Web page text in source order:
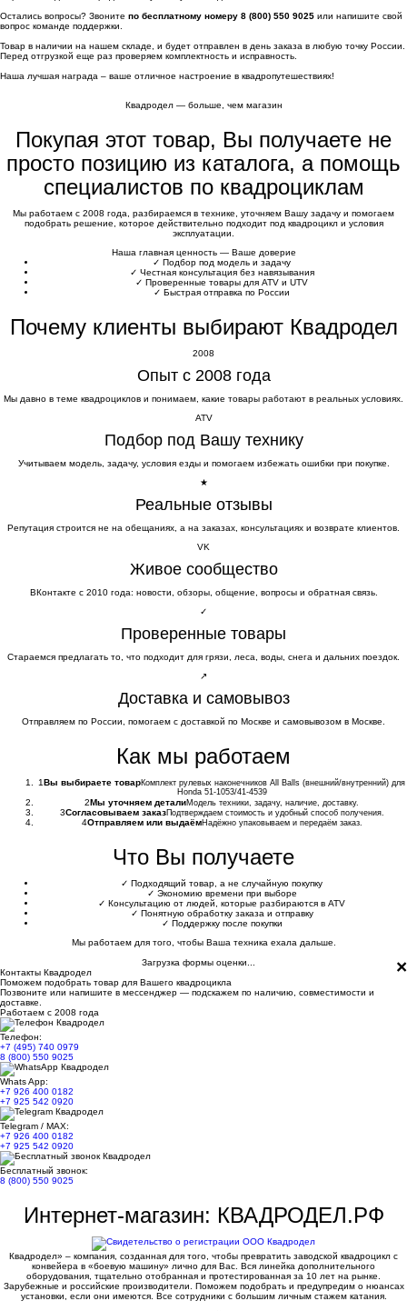
Остались вопросы? Звоните по бесплатному номеру 8 (800) 550 9025 или напишите свой
вопрос команде поддержки.
Товар в наличии на нашем складе, и будет отправлен в день заказа в любую точку России.
Перед отгрузкой еще раз проверяем комплектность и исправность.
Наша лучшая награда – ваше отличное настроение в квадропутешествиях!
Квадродел — больше, чем магазин
Покупая этот товар, Вы получаете не
просто позицию из каталога, а помощь
специалистов по квадроциклам
Мы работаем с 2008 года, разбираемся в технике, уточняем Вашу задачу и помогаем
подобрать решение, которое действительно подходит под квадроцикл и условия
эксплуатации.
Наша главная ценность — Ваше доверие
✓ Подбор под модель и задачу
✓ Честная консультация без навязывания
✓ Проверенные товары для ATV и UTV
✓ Быстрая отправка по России
Почему клиенты выбирают Квадродел
2008
Опыт с 2008 года
Мы давно в теме квадроциклов и понимаем, какие товары работают в реальных условиях.
ATV
Подбор под Вашу технику
Учитываем модель, задачу, условия езды и помогаем избежать ошибки при покупке.
★
Реальные отзывы
Репутация строится не на обещаниях, а на заказах, консультациях и возврате клиентов.
VK
Живое сообщество
ВКонтакте с 2010 года: новости, обзоры, общение, вопросы и обратная связь.
✓
Проверенные товары
Стараемся предлагать то, что подходит для грязи, леса, воды, снега и дальних поездок.
↗
Доставка и самовывоз
Отправляем по России, помогаем с доставкой по Москве и самовывозом в Москве.
Как мы работаем
1 Вы выбираете товарКомплект рулевых наконечников All Balls (внешний/внутренний) для
Honda 51-1053/41-4539
2 Мы уточняем деталиМодель техники, задачу, наличие, доставку.
3Согласовываем заказПодтверждаем стоимость и удобный способ получения.
4Отправляем или выдаёмНадёжно упаковываем и передаём заказ.
Что Вы получаете
✓ Подходящий товар, а не случайную покупку
✓ Экономию времени при выборе
✓ Консультацию от людей, которые разбираются в ATV
✓ Понятную обработку заказа и отправку
✓ Поддержку после покупки
Мы работаем для того, чтобы Ваша техника ехала дальше.
×
Загрузка формы оценки...
Контакты Квадродел
Поможем подобрать товар для Вашего квадроцикла
Позвоните или напишите в мессенджер — подскажем по наличию, совместимости и
доставке.
Работаем с 2008 года
Телефон:
+7 (495) 740 0979
8 (800) 550 9025
Whats App:
+7 926 400 0182
+7 925 542 0920
Telegram / MAX:
+7 926 400 0182
+7 925 542 0920
Бесплатный звонок:
8 (800) 550 9025
Интернет-магазин: КВАДРОДЕЛ.РФ
Квадродел» – компания, созданная для того, чтобы превратить заводской квадроцикл с
конвейера в «боевую машину» лично для Вас. Вся линейка дополнительного
оборудования, тщательно отобранная и протестированная за 10 лет на рынке.
Зарубежные и российские производители. Поможем подобрать и предупредим о нюансах
установки, если они имеются. Все сотрудники с большим личным стажем катания.